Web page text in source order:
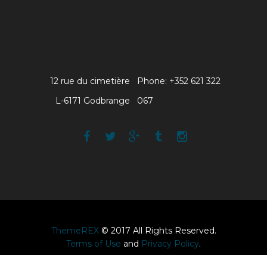
Phone: +352 621 322
067
12 rue du cimetière
L-6171 Godbrange
ThemeREX© 2017 All Rights Reserved.
Terms of Use and Privacy Policy.